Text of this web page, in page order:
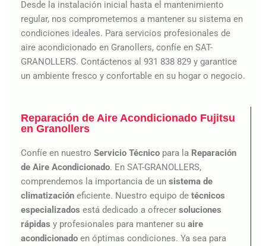
Desde la instalación inicial hasta el mantenimiento
regular, nos comprometemos a mantener su sistema en
condiciones ideales. Para servicios profesionales de
aire acondicionado en Granollers, confíe en SAT-
GRANOLLERS. Contáctenos al 931 838 829 y garantice
un ambiente fresco y confortable en su hogar o negocio.
Reparación de Aire Acondicionado Fujitsu
en Granollers
Confíe en nuestro Servicio Técnico para la Reparación
de Aire Acondicionado. En SAT-GRANOLLERS,
comprendemos la importancia de un sistema de
climatización eficiente. Nuestro equipo de técnicos
especializados está dedicado a ofrecer soluciones
rápidas y profesionales para mantener su aire
acondicionado en óptimas condiciones. Ya sea para